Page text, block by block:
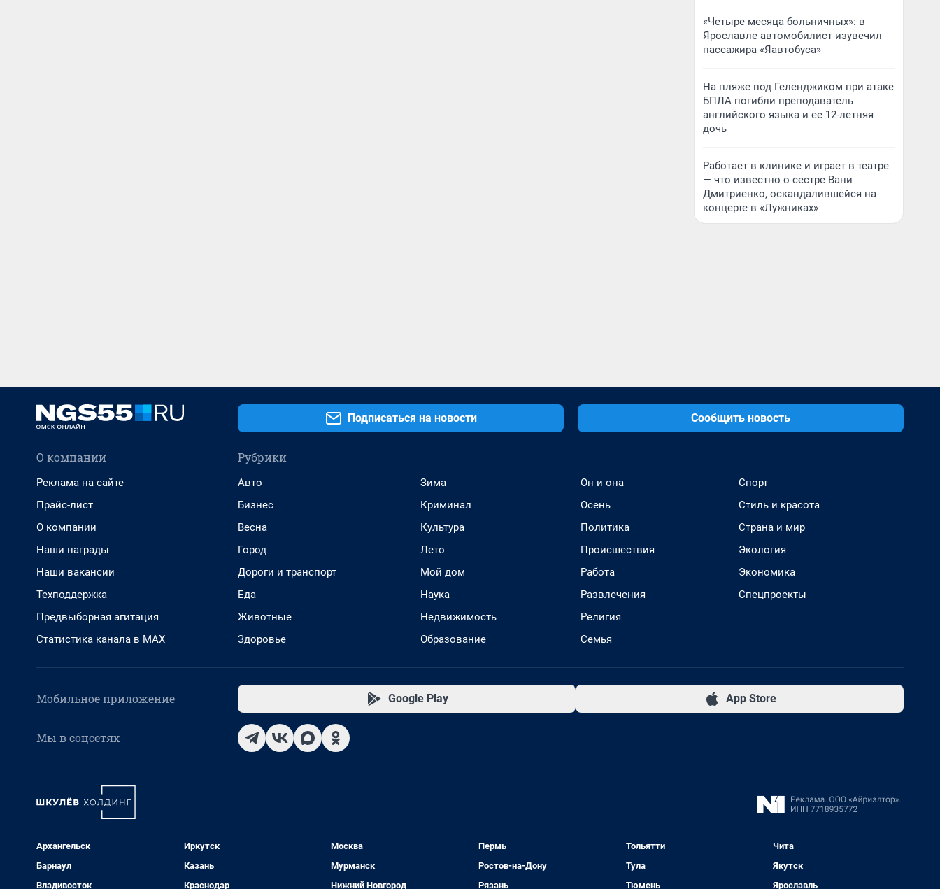
«Четыре месяца больничных»: в
Ярославле автомобилист изувечил
пассажира «Яавтобуса»
На пляже под Геленджиком при атаке
БПЛА погибли преподаватель
английского языка и ее 12-летняя
дочь
Работает в клинике и играет в театре
— что известно о сестре Вани
Дмитриенко, оскандалившейся на
концерте в «Лужниках»
Подписаться на новости Сообщить новость
О компании
Реклама на сайте
Прайс-лист
О компании
Наши награды
Наши вакансии
Техподдержка
Предвыборная агитация
Статистика канала в MAX
Рубрики
Авто
Бизнес
Весна
Город
Дороги и транспорт
Еда
Животные
Здоровье
Зима
Криминал
Культура
Лето
Мой дом
Наука
Недвижимость
Образование
Он и она
Осень
Политика
Происшествия
Работа
Развлечения
Религия
Семья
Спорт
Стиль и красота
Страна и мир
Экология
Экономика
Спецпроекты
Мобильное приложение Google Play App Store
Мы в соцсетях
Архангельск
Барнаул
Владивосток
Иркутск
Казань
Краснодар
Москва
Мурманск
Нижний Новгород
Пермь
Ростов-на-Дону
Рязань
Тольятти
Тула
Тюмень
Чита
Якутск
Ярославль